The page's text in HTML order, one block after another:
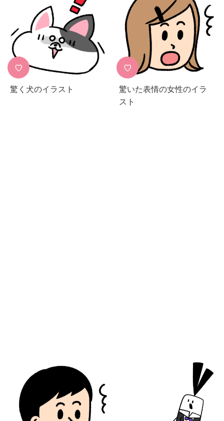
♡
驚く犬のイラスト
♡
驚いた表情の女性のイラ
スト